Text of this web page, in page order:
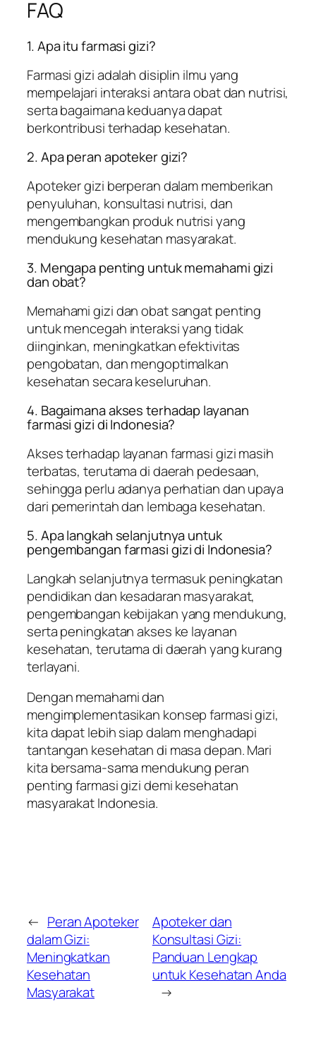
FAQ
1. Apa itu farmasi gizi?
Farmasi gizi adalah disiplin ilmu yang
mempelajari interaksi antara obat dan nutrisi,
serta bagaimana keduanya dapat
berkontribusi terhadap kesehatan.
2. Apa peran apoteker gizi?
Apoteker gizi berperan dalam memberikan
penyuluhan, konsultasi nutrisi, dan
mengembangkan produk nutrisi yang
mendukung kesehatan masyarakat.
3. Mengapa penting untuk memahami gizi
dan obat?
Memahami gizi dan obat sangat penting
untuk mencegah interaksi yang tidak
diinginkan, meningkatkan efektivitas
pengobatan, dan mengoptimalkan
kesehatan secara keseluruhan.
4. Bagaimana akses terhadap layanan
farmasi gizi di Indonesia?
Akses terhadap layanan farmasi gizi masih
terbatas, terutama di daerah pedesaan,
sehingga perlu adanya perhatian dan upaya
dari pemerintah dan lembaga kesehatan.
5. Apa langkah selanjutnya untuk
pengembangan farmasi gizi di Indonesia?
Langkah selanjutnya termasuk peningkatan
pendidikan dan kesadaran masyarakat,
pengembangan kebijakan yang mendukung,
serta peningkatan akses ke layanan
kesehatan, terutama di daerah yang kurang
terlayani.
Dengan memahami dan
mengimplementasikan konsep farmasi gizi,
kita dapat lebih siap dalam menghadapi
tantangan kesehatan di masa depan. Mari
kita bersama-sama mendukung peran
penting farmasi gizi demi kesehatan
masyarakat Indonesia.
← Peran Apoteker
dalam Gizi:
Meningkatkan
Kesehatan
Masyarakat
Apoteker dan
Konsultasi Gizi:
Panduan Lengkap
untuk Kesehatan Anda
→